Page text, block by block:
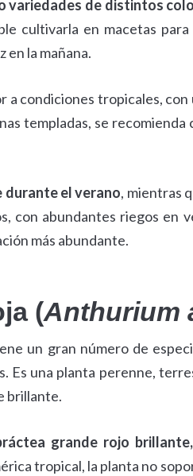
variedades de distintos
cultivarla en macetas
en la mañana.
a condiciones tropicales,
templadas, se
durante el verano, mientras
con abundantes riegos en
más abundante.
(Anthurium
un gran número de
Es una planta perenne,
brillante.
grande rojo
tropical, la planta no